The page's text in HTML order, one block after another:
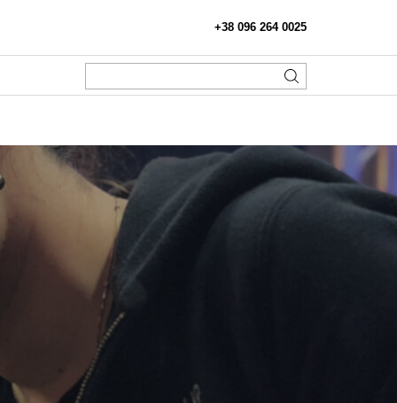
+38 096 264 0025